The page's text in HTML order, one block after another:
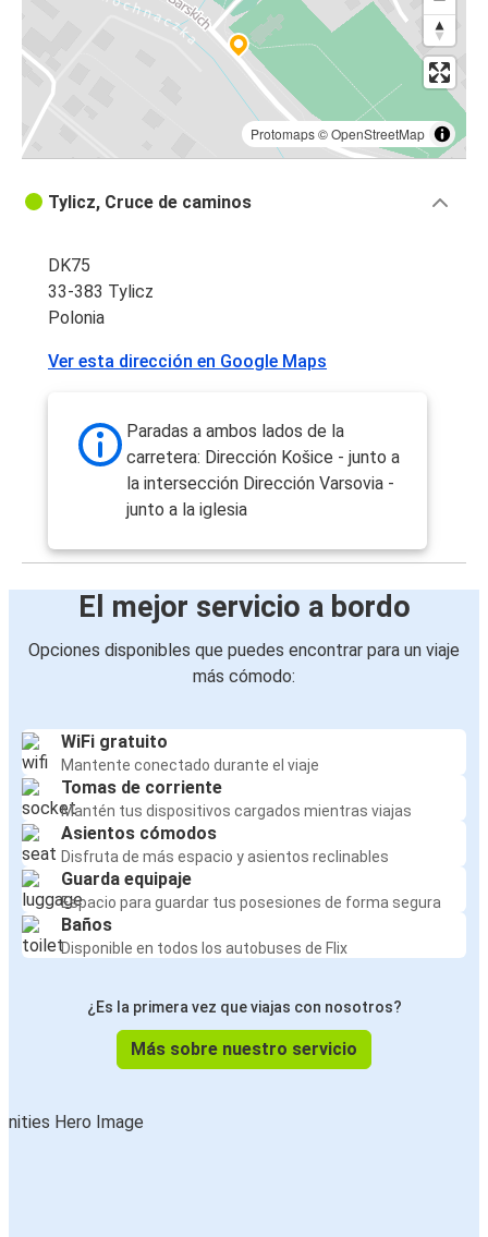
Protomaps©OpenStreetMap
Tylicz, Cruce de caminos
DK75
33-383 Tylicz
Polonia
Ver esta dirección en Google Maps
Paradas a ambos lados de la
carretera: Dirección Košice - junto a
la intersección Dirección Varsovia -
junto a la iglesia
El mejor servicio a bordo
Opciones disponibles que puedes encontrar para un viaje
más cómodo:
WiFi gratuito
Mantente conectado durante el viaje
Tomas de corriente
Mantén tus dispositivos cargados mientras viajas
Asientos cómodos
Disfruta de más espacio y asientos reclinables
Guarda equipaje
Espacio para guardar tus posesiones de forma segura
Baños
Disponible en todos los autobuses de Flix
¿Es la primera vez que viajas con nosotros?
Más sobre nuestro servicio